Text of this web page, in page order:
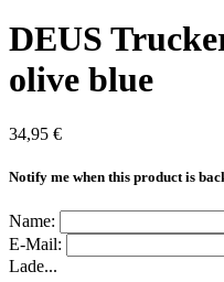
DEUS
olive blue
34,95 €
Notify me when this product is
Name:
E-Mail:
Lade...